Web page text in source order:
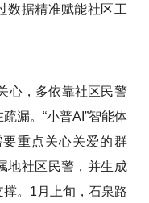
数据精准赋能社区工
心，多依靠社区民警
漏。“小普AI”智能体
重点关心关爱的群
地社区民警，并生成
。1月上旬，石泉路